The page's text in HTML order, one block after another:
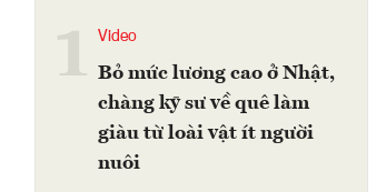
Video
Bỏ mức lương cao ở Nhật,
chàng kỹ sư về quê làm
giàu từ loài vật ít người
nuôi